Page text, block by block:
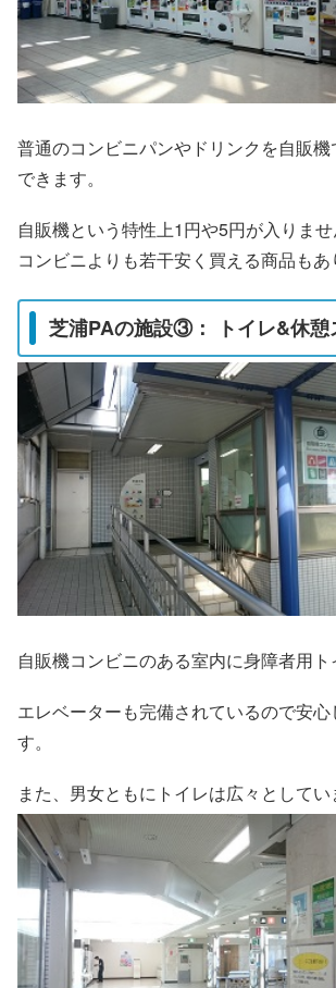
普通のコンビニパンやドリンクを自販
できます。
自販機という特性上1円や5円が入りま
コンビニよりも若干安く買える商品もあ
芝浦PAの施設③： トイレ&休憩
自販機コンビニのある室内に身障者用ト
エレベーターも完備されているので安心
す。
また、男女ともにトイレは広々としてい